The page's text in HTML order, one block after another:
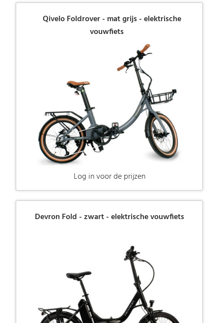
Qivelo Foldrover - mat grijs - elektrische
vouwfiets
Log in voor de prijzen
Devron Fold - zwart - elektrische vouwfiets